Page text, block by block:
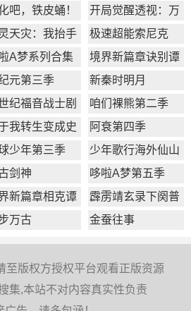
我别薅了
吧，铁皮蛹！
开局觉醒透视：万
物皆透,我即无敌
天灾：我抬手
骨海
极速超能索尼克
A梦系列合集
境界新篇章诀别谭
篇
元第三季
新秦时明月
纪福音战士剧
：Q
咱们裸熊第二季
我转生变成史
这档事第一季
阿衰第四季
少年第三季
少年歌行海外仙山
篇
剑神
哆啦A梦第五季
新篇章相克谭
霹雳靖玄录下阕普
通话版
万古 金蚕往事
至版权方授权平台观看正版资源
集,本站不对内容真实性负责